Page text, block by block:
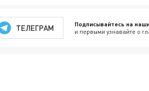
ТЕЛЕГРАМ Подписывайтесь на
и первыми узнавайте о